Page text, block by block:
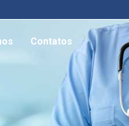
Contatos